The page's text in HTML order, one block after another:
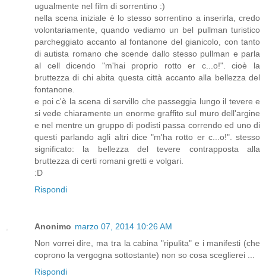
ugualmente nel film di sorrentino :)
nella scena iniziale è lo stesso sorrentino a inserirla, credo
volontariamente, quando vediamo un bel pullman turistico
parcheggiato accanto al fontanone del gianicolo, con tanto
di autista romano che scende dallo stesso pullman e parla
al cell dicendo "m'hai proprio rotto er c...o!". cioè la
bruttezza di chi abita questa città accanto alla bellezza del
fontanone.
e poi c'è la scena di servillo che passeggia lungo il tevere e
si vede chiaramente un enorme graffito sul muro dell'argine
e nel mentre un gruppo di podisti passa correndo ed uno di
questi parlando agli altri dice "m'ha rotto er c...o!". stesso
significato: la bellezza del tevere contrapposta alla
bruttezza di certi romani gretti e volgari.
:D
Rispondi
Anonimo marzo 07, 2014 10:26 AM
Non vorrei dire, ma tra la cabina "ripulita" e i manifesti (che
coprono la vergogna sottostante) non so cosa sceglierei ...
Rispondi